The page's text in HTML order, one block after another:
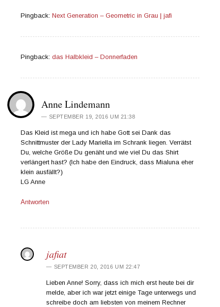
Pingback:Next Generation – Geometric in Grau | jafi
Pingback:das Halbkleid – Donnerfaden
Anne Lindemann
SEPTEMBER 19, 2016 UM 21:38
Das Kleid ist mega und ich habe Gott sei Dank das
Schnittmuster der Lady Mariella im Schrank liegen. Verrätst
Du, welche Größe Du genäht und wie viel Du das Shirt
verlängert hast? (Ich habe den Eindruck, dass Mialuna eher
klein ausfällt?)
LG Anne
Antworten
jafiat
SEPTEMBER 20, 2016 UM 22:47
Lieben Anne! Sorry, dass ich mich erst heute bei dir
melde, aber ich war jetzt einige Tage unterwegs und
schreibe doch am liebsten von meinem Rechner